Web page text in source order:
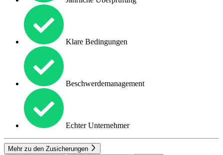
Klare Bedingungen
Beschwerdemanagement
Echter Unternehmer
Mehr zu den Zusicherungen